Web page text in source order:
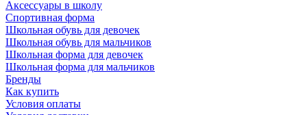
Аксессуары в школу
Спортивная форма
Школьная обувь для девочек
Школьная обувь для мальчиков
Школьная форма для девочек
Школьная форма для мальчиков
Бренды
Как купить
Условия оплаты